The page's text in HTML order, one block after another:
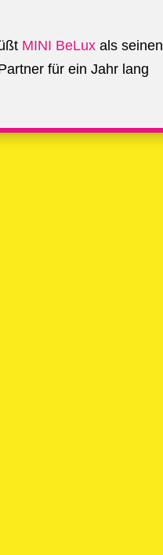
MINI BeLux als seinen
für ein Jahr lang